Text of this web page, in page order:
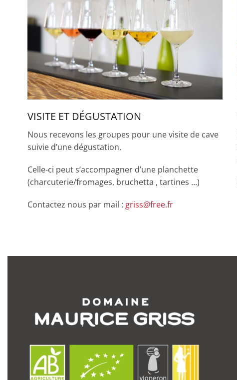
VISITE ET DÉGUSTATION
Nous recevons les groupes pour une visite de cave
suivie d’une dégustation.
Celle-ci peut s’accompagner d’une planchette
(charcuterie/fromages, bruchetta , tartines …)
Contactez nous par mail : griss@free.fr